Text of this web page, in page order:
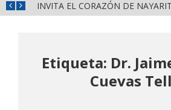
Etiqueta: Dr.
Cuevas